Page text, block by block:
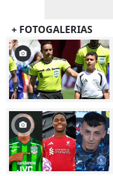
+ FOTOGALERIAS